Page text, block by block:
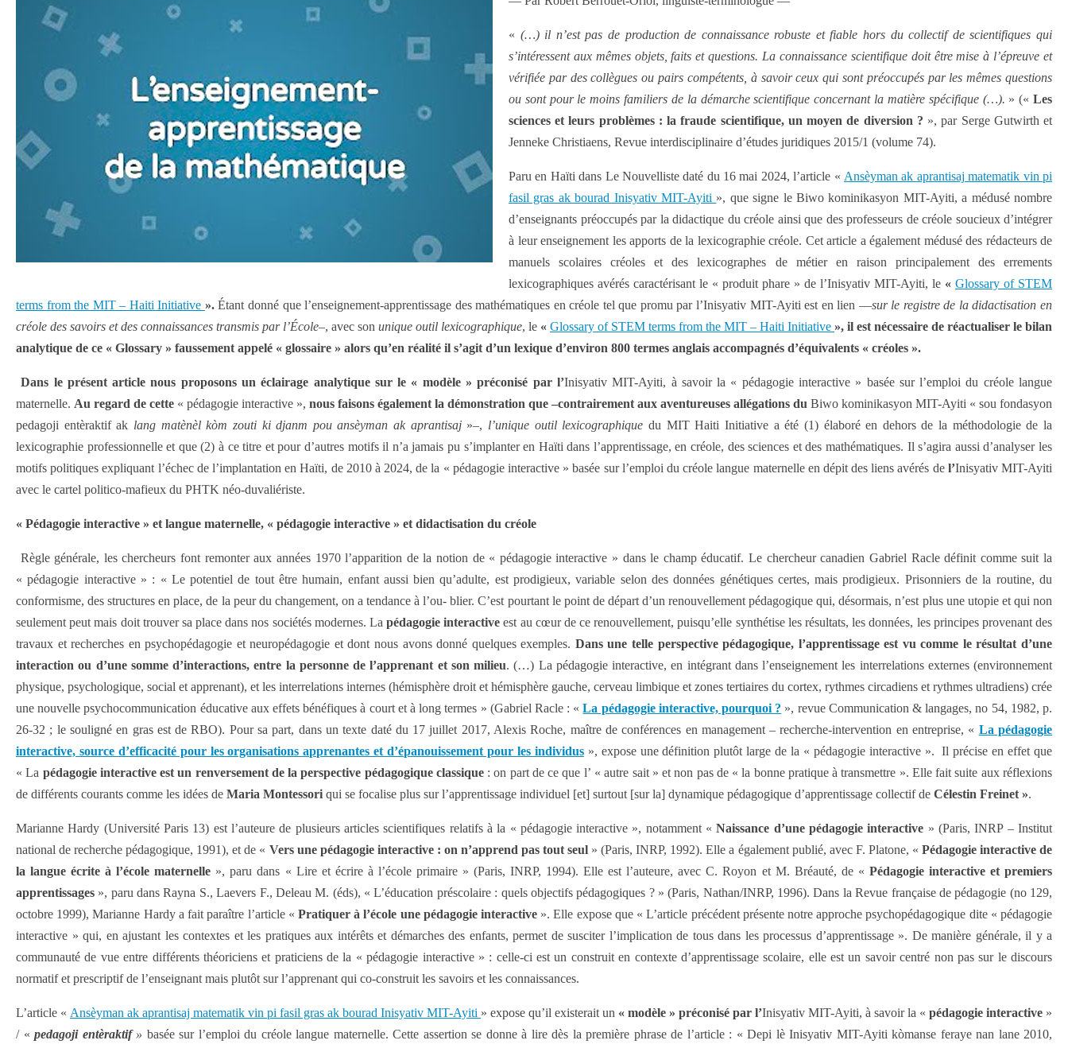
« (…) il n’est pas de production de connaissance robuste et fiable hors du collectif de scientifiques qui
s’intéressent aux mêmes objets, faits et questions. La connaissance scientifique doit être mise à l’épreuve et
vérifiée par des collègues ou pairs compétents, à savoir ceux qui sont préoccupés par les mêmes questions
ou sont pour le moins familiers de la démarche scientifique concernant la matière spécifique (…). » («Les
sciences et leurs problèmes : la fraude scientifique, un moyen de diversion ? », par Serge Gutwirth et
Jenneke Christiaens, Revue interdisciplinaire d’études juridiques 2015/1 (volume 74).
Paru en Haïti dans Le Nouvelliste daté du 16 mai 2024, l’article « Ansèyman ak aprantisaj matematik vin pi
fasil gras ak bourad Inisyativ MIT-Ayiti », que signe le Biwo kominikasyon MIT-Ayiti, a médusé nombre
d’enseignants préoccupés par la didactique du créole ainsi que des professeurs de créole soucieux d’intégrer
à leur enseignement les apports de la lexicographie créole. Cet article a également médusé des rédacteurs de
manuels scolaires créoles et des lexicographes de métier en raison principalement des errements
lexicographiques avérés caractérisant le « produit phare » de l’Inisyativ MIT-Ayiti, le « Glossary of STEM
terms from the MIT – Haiti Initiative ».Étant donné que l’enseignement-apprentissage des mathématiques en créole tel que promu par l’Inisyativ MIT-Ayiti est en lien —sur le registre de la didactisation en
créole des savoirs et des connaissances transmis par l’École–, avec son unique outil lexicographique, le « Glossary of STEM terms from the MIT – Haiti Initiative », il est nécessaire de réactualiser le bilan
analytique de ce « Glossary » faussement appelé « glossaire » alors qu’en réalité il s’agit d’un lexique d’environ 800 termes anglais accompagnés d’équivalents « créoles ».
Dans le présent article nous proposons un éclairage analytique sur le « modèle » préconisé par l’Inisyativ MIT-Ayiti, à savoir la « pédagogie interactive » basée sur l’emploi du créole langue
maternelle. Au regard de cette « pédagogie interactive », nous faisons également la démonstration que –contrairement aux aventureuses allégations du Biwo kominikasyon MIT-Ayiti « sou fondasyon
pedagoji entèraktif ak lang matènèl kòm zouti ki djanm pou ansèyman ak aprantisaj»–, l’unique outil lexicographique du MIT Haiti Initiative a été (1) élaboré en dehors de la méthodologie de la
lexicographie professionnelle et que (2) à ce titre et pour d’autres motifs il n’a jamais pu s’implanter en Haïti dans l’apprentissage, en créole, des sciences et des mathématiques. Il s’agira aussi d’analyser les
motifs politiques expliquant l’échec de l’implantation en Haïti, de 2010 à 2024, de la « pédagogie interactive » basée sur l’emploi du créole langue maternelle en dépit des liens avérés de l’Inisyativ MIT-Ayiti
avec le cartel politico-mafieux du PHTK néo-duvaliériste.
« Pédagogie interactive » et langue maternelle, « pédagogie interactive » et didactisation du créole
Règle générale, les chercheurs font remonter aux années 1970 l’apparition de la notion de « pédagogie interactive » dans le champ éducatif. Le chercheur canadien Gabriel Racle définit comme suit la
« pédagogie interactive » : « Le potentiel de tout être humain, enfant aussi bien qu’adulte, est prodigieux, variable selon des données génétiques certes, mais prodigieux. Prisonniers de la routine, du
conformisme, des structures en place, de la peur du changement, on a tendance à l’ou- blier. C’est pourtant le point de départ d’un renouvellement pédagogique qui, désormais, n’est plus une utopie et qui non
seulement peut mais doit trouver sa place dans nos sociétés modernes. Lapédagogie interactive est au cœur de ce renouvellement, puisqu’elle synthétise les résultats, les données, les principes provenant des
travaux et recherches en psychopédagogie et neuropédagogie et dont nous avons donné quelques exemples. Dans une telle perspective pédagogique, l’apprentissage est vu comme le résultat d’une
interaction ou d’une somme d’interactions, entre la personne de l’apprenant et son milieu. (…) La pédagogie interactive, en intégrant dans l’enseignement les interrelations externes (environnement
physique, psychologique, social et apprenant), et les interrelations internes (hémisphère droit et hémisphère gauche, cerveau limbique et zones tertiaires du cortex, rythmes circadiens et rythmes ultradiens) crée
une nouvelle psychocommunication éducative aux effets bénéfiques à court et à long termes » (Gabriel Racle : «La pédagogie interactive, pourquoi ? », revue Communication & langages, no 54, 1982, p.
26-32 ; le souligné en gras est de RBO). Pour sa part, dans un texte daté du 17 juillet 2017, Alexis Roche, maître de conférences en management – recherche-intervention en entreprise, « La pédagogie
interactive, source d’efficacité pour les organisations apprenantes et d’épanouissement pour les individus», expose une définition plutôt large de la « pédagogie interactive ». Il précise en effet que
« La pédagogie interactive est un renversement de la perspective pédagogique classique: on part de ce que l’ « autre sait » et non pas de « la bonne pratique à transmettre ». Elle fait suite aux réflexions
de différents courants comme les idées de Maria Montessori qui se focalise plus sur l’apprentissage individuel [et] surtout [sur la] dynamique pédagogique d’apprentissage collectif de Célestin Freinet ».
Marianne Hardy (Université Paris 13) est l’auteure de plusieurs articles scientifiques relatifs à la « pédagogie interactive », notamment «Naissance d’une pédagogie interactive » (Paris, INRP – Institut
national de recherche pédagogique, 1991), et de « Vers une pédagogie interactive : on n’apprend pas tout seul » (Paris, INRP, 1992). Elle a également publié, avec F. Platone, « Pédagogie interactive de
la langue écrite à l’école maternelle », paru dans « Lire et écrire à l’école primaire » (Paris, INRP, 1994). Elle est l’auteure, avec C. Royon et M. Bréauté, de « Pédagogie interactive et premiers
apprentissages », paru dans Rayna S., Laevers F., Deleau M. (éds), « L’éducation préscolaire : quels objectifs pédagogiques ? » (Paris, Nathan/INRP, 1996). Dans la Revue française de pédagogie (no 129,
octobre 1999), Marianne Hardy a fait paraître l’article « Pratiquer à l’école une pédagogie interactive ». Elle expose que « L’article précédent présente notre approche psychopédagogique dite « pédagogie
interactive » qui, en ajustant les contextes et les pratiques aux intérêts et démarches des enfants, permet de susciter l’implication de tous dans les processus d’apprentissage ». De manière générale, il y a
communauté de vue entre différents théoriciens et praticiens de la « pédagogie interactive » : celle-ci est un construit en contexte d’apprentissage scolaire, elle est un savoir centré non pas sur le discours
normatif et prescriptif de l’enseignant mais plutôt sur l’apprenant qui co-construit les savoirs et les connaissances.
L’article « Ansèyman ak aprantisaj matematik vin pi fasil gras ak bourad Inisyativ MIT-Ayiti » expose qu’il existerait un « modèle » préconisé par l’Inisyativ MIT-Ayiti, à savoir la « pédagogie interactive »
/ « pedagoji entèraktif» basée sur l’emploi du créole langue maternelle. Cette assertion se donne à lire dès la première phrase de l’article : « Depi lè Inisyativ MIT-Ayiti kòmanse feraye nan lane 2010,